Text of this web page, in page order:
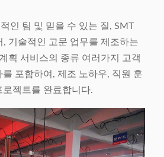
인 팀 및 믿을 수 있는 질, SMT
, 기술적인 고문 업무를 제조하는
획 서비스의 종류 여러가지 고객
포함하여, 제조 노하우, 직원 훈
로젝트를 완료합니다.